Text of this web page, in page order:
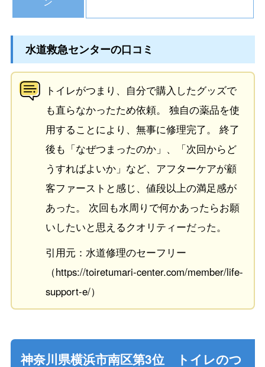
水道救急センターの口コミ
トイレがつまり、自分で購入したグッズで
も直らなかったため依頼。 独自の薬品を使
用することにより、無事に修理完了。 終了
後も「なぜつまったのか」、「次回からど
うすればよいか」など、アフターケアが顧
客ファーストと感じ、値段以上の満足感が
あった。 次回も水周りで何かあったらお願
いしたいと思えるクオリティーだった。
引用元：水道修理のセーフリー
（https://toiretumari-center.com/member/life-
support-e/）
神奈川県横浜市南区第3位 トイレのつ